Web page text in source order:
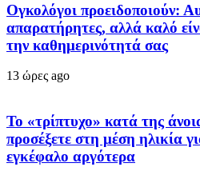
Ογκολόγοι προειδοποιούν:
απαρατήρητες, αλλά καλό
την καθημερινότητά σας
13 ώρες ago
Το «τρίπτυχο» κατά της
προσέξετε στη μέση ηλικία
εγκέφαλο αργότερα